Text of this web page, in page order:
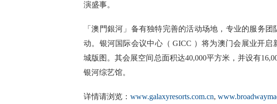
演盛事。
「澳門銀河」备有独特完善的活动场地，专业的服务
动。银河国际会议中心（ GICC ）将为澳门会展业开
城版图。其会展空间总面积达40,000平方米，并设有
银河综艺馆。
详情请浏览： www.galaxyresorts.com.cn,